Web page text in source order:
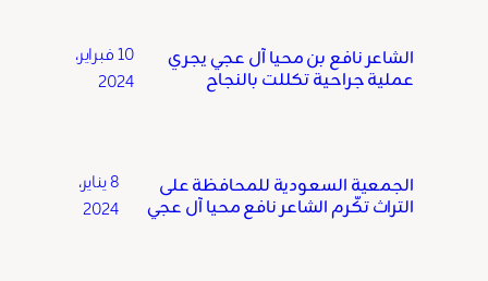
الشاعر نافع بن محيا آل عجي يجري
عملية جراحية تكللت بالنجاح
10 فبراير،
2024
الجمعية السعودية للمحافظة على
التراث تكّرم الشاعر نافع محيا آل عجي
8 يناير،
2024